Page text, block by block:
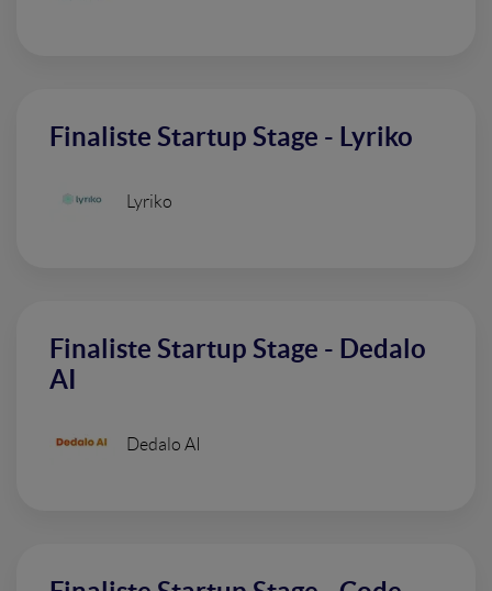
Finaliste Startup Stage - Lyriko
Lyriko
Finaliste Startup Stage - Dedalo
AI
Dedalo AI